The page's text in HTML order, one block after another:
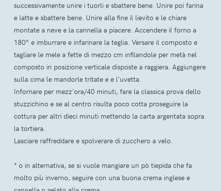
successivamente unire i tuorli e sbattere bene. Unire poi farina
e latte e sbattere bene. Unire alla fine il lievito e le chiare
montate a neve e la cannella a piacere. Accendere il forno a
180° e imburrare e infarinare la teglia. Versare il composto e
tagliare le mele a fette di mezzo cm infilandole per metà nel
composto in posizione verticale disposte a raggiera. Aggiungere
sulla cima le mandorle tritate e e l'uvetta.
Infornare per mezz'ora/40 minuti, fare la classica prova dello
stuzzichino e se al centro risulta poco cotta proseguire la
cottura per altri dieci minuti mettendo la carta argentata sopra
la tortiera.
Lasciare raffreddare e spolverare di zucchero a velo.
* o in alternativa, se si vuole mangiare un pò tiepida che fa
molto più inverno, seguire con una buona crema inglese e